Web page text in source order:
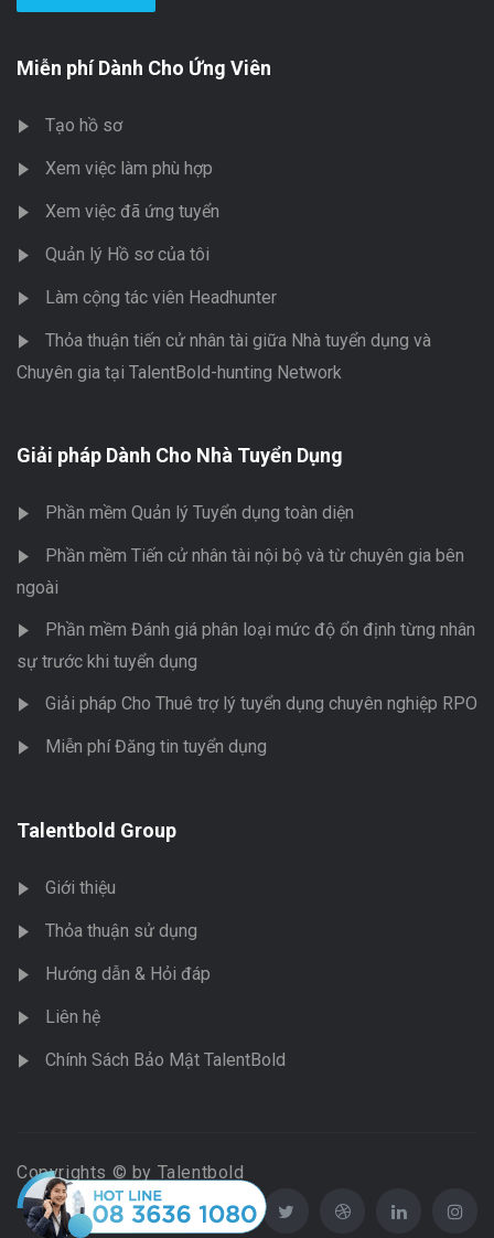
Miễn phí Dành Cho Ứng Viên
Tạo hồ sơ
Xem việc làm phù hợp
Xem việc đã ứng tuyển
Quản lý Hồ sơ của tôi
Làm cộng tác viên Headhunter
Thỏa thuận tiến cử nhân tài giữa Nhà tuyển dụng và
Chuyên gia tại TalentBold-hunting Network
Giải pháp Dành Cho Nhà Tuyển Dụng
Phần mềm Quản lý Tuyển dụng toàn diện
Phần mềm Tiến cử nhân tài nội bộ và từ chuyên gia bên
ngoài
Phần mềm Đánh giá phân loại mức độ ổn định từng nhân
sự trước khi tuyển dụng
Giải pháp Cho Thuê trợ lý tuyển dụng chuyên nghiệp RPO
Miễn phí Đăng tin tuyển dụng
Talentbold Group
Giới thiệu
Thỏa thuận sử dụng
Hướng dẫn & Hỏi đáp
Liên hệ
Chính Sách Bảo Mật TalentBold
Copyrights © by Talentbold